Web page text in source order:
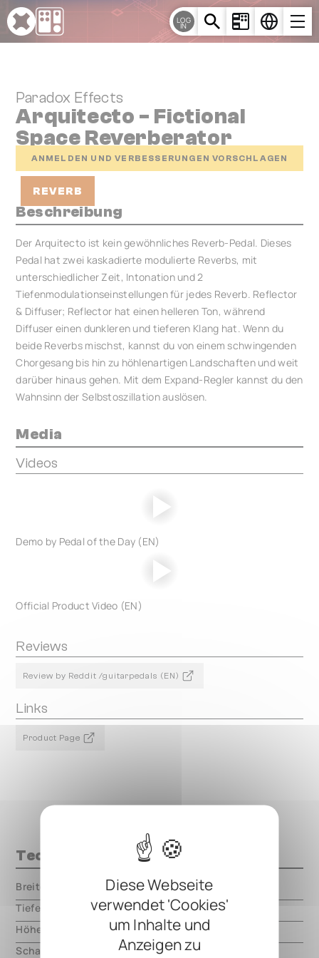
Cookie-Einstellungen
Diese Webseite
verwendet 'Cookies'
um Inhalte und
Anzeigen zu
LOG
IN
Paradox Effects
Arquitecto - Fictional
Space Reverberator
ANMELDEN UND VERBESSERUNGEN VORSCHLAGEN
REVERB
Beschreibung
Der Arquitecto ist kein gewöhnliches Reverb-Pedal. Dieses
Pedal hat zwei kaskadierte modulierte Reverbs, mit
unterschiedlicher Zeit, Intonation und 2
Tiefenmodulationseinstellungen für jedes Reverb. Reflector
& Diffuser; Reflector hat einen helleren Ton, während
Diffuser einen dunkleren und tieferen Klang hat. Wenn du
beide Reverbs mischst, kannst du von einem schwingenden
Chorgesang bis hin zu höhlenartigen Landschaften und weit
darüber hinaus gehen. Mit dem Expand-Regler kannst du den
Wahnsinn der Selbstoszillation auslösen.
Media
Videos
Demo by Pedal of the Day (EN)
Official Product Video (EN)
Reviews
Review by Reddit /guitarpedals (EN)
Links
Product Page
Technische Daten
Breite
000.00 mm
Tiefe
000.00 mm
Höhe
000.00 mm
Schaltungsart
analog